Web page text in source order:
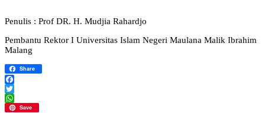
Penulis : Prof DR. H. Mudjia Rahardjo
Pembantu Rektor I Universitas Islam Negeri Maulana Malik Ibrahim
Malang
Share
Facebook
Twitter
WhatsApp
Save